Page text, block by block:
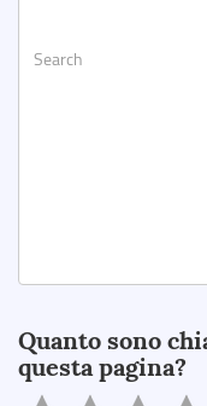
Quanto sono
questa pagina?